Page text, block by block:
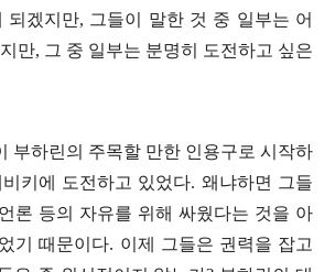
되겠지만, 그들이 말한 것 중 일부는 어
만, 그 중 일부는 분명히 도전하고 싶은
부하린의 주목할 만한 인용구로 시작하
키에 도전하고 있었다. 왜냐하면 그들
론 등의 자유를 위해 싸웠다는 것을 아
기 때문이다. 이제 그들은 권력을 잡고